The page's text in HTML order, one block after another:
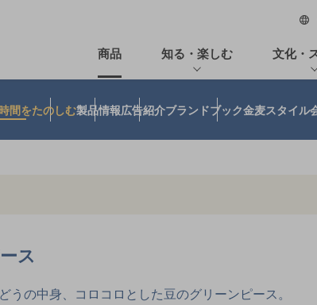
商品 知る・楽しむ 文化・
間をたのしむ製品情報広告紹介ブランドブック金麦スタイル
ス
うの中身、コロコロとした豆のグリーンピース。